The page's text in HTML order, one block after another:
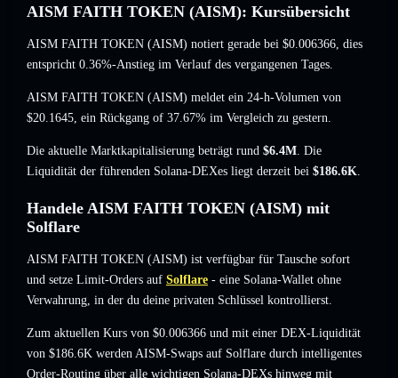
AISM FAITH TOKEN (AISM): Kursübersicht
AISM FAITH TOKEN (AISM) notiert gerade bei $0.006366, dies
entspricht 0.36%-Anstieg im Verlauf des vergangenen Tages.
AISM FAITH TOKEN (AISM) meldet ein 24-h-Volumen von
$20.1645, ein Rückgang of 37.67% im Vergleich zu gestern.
Die aktuelle Marktkapitalisierung beträgt rund $6.4M. Die
Liquidität der führenden Solana-DEXes liegt derzeit bei $186.6K.
Handele AISM FAITH TOKEN (AISM) mit
Solflare
AISM FAITH TOKEN (AISM) ist verfügbar für Tausche sofort
und setze Limit-Orders auf Solflare - eine Solana-Wallet ohne
Verwahrung, in der du deine privaten Schlüssel kontrollierst.
Zum aktuellen Kurs von $0.006366 und mit einer DEX-Liquidität
von $186.6K werden AISM-Swaps auf Solflare durch intelligentes
Order-Routing über alle wichtigen Solana-DEXs hinweg mit